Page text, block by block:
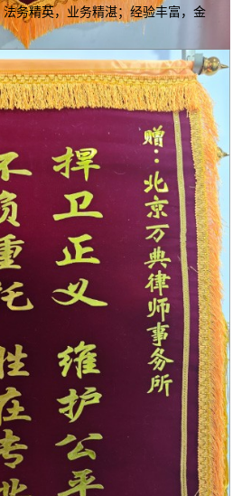
务精英，业务精湛；经验丰富，金